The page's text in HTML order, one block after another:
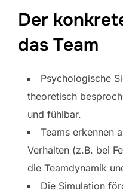
Der
das Team
Psychologische
theoretisch
und fühlbar.
Teams erkennen
Verhalten (z.B. bei
die Teamdynamik
Die Simulation